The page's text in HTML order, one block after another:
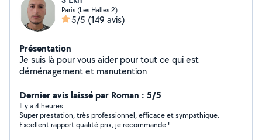
Paris (Les Halles 2)
5/5 (149 avis)
Présentation
Je suis là pour vous aider pour tout ce qui est
déménagement et manutention
Dernier avis laissé par Roman : 5/5
Il y a 4 heures
Super prestation, très professionnel, efficace et sympathique.
Excellent rapport qualité prix, je recommande !